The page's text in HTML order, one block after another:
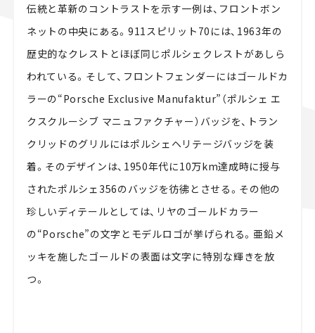
伝統と革新のコントラストを示す一例は、フロントボン
ネットの中央にある。911スピリット70には、1963年の
歴史的なクレストとほぼ同じポルシェクレストがあしら
われている。そして、フロントフェンダーにはゴールドカ
ラーの“Porsche Exclusive Manufaktur”（ポルシェ エ
クスクルーシブ マニュファクチャー）バッジを、トラン
クリッドのグリルにはポルシェヘリテージバッジを装
着。そのデザインは、1950年代に10万km達成時に授与
されたポルシェ356のバッジを彷彿とさせる。その他の
珍しいディテールとしては、リヤのゴールドカラー
の“Porsche”の文字とモデルロゴが挙げられる。亜鉛メ
ッキを施したゴールドの表面は文字に特別な輝きを放
つ。